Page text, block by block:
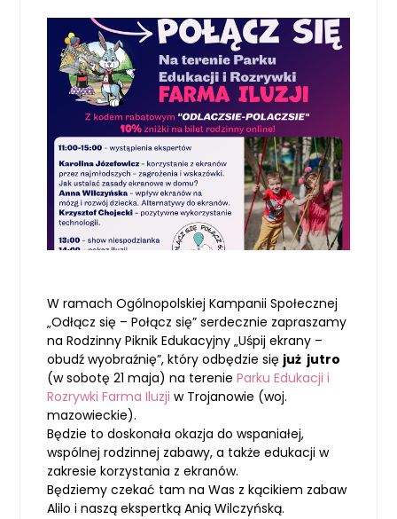
W ramach Ogólnopolskiej Kampanii Społecznej
„Odłącz się – Połącz się” serdecznie zapraszamy
na Rodzinny Piknik Edukacyjny „Uśpij ekrany –
obudź wyobraźnię”, który odbędzie się już jutro
(w sobotę 21 maja) na terenie Parku Edukacji i
Rozrywki Farma Iluzji w Trojanowie (woj.
mazowieckie).
Będzie to doskonała okazja do wspaniałej,
wspólnej rodzinnej zabawy, a także edukacji w
zakresie korzystania z ekranów.
Będziemy czekać tam na Was z kącikiem zabaw
Alilo i naszą ekspertką Anią Wilczyńską.